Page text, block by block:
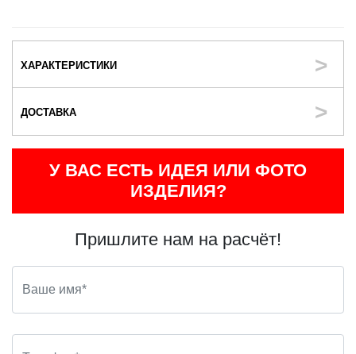
ХАРАКТЕРИСТИКИ
ДОСТАВКА
У ВАС ЕСТЬ ИДЕЯ ИЛИ ФОТО
ИЗДЕЛИЯ?
Пришлите нам на расчёт!